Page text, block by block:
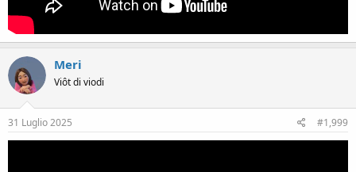
Meri
Viôt di viodi
31 Luglio 2025 #1,999